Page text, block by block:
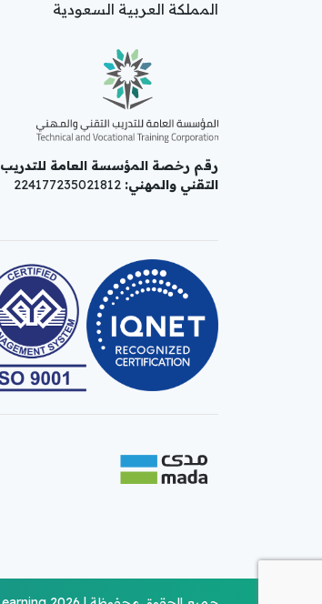
المملكة العربية السعودية
رقم رخصة المؤسسة العامة للتدريب
التقني والمهني: 224177235021812